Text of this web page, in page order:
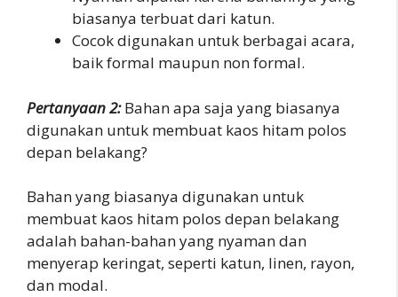
biasanya terbuat dari katun.
Cocok digunakan untuk berbagai acara,
baik formal maupun non formal.
Pertanyaan 2:Bahan apa saja yang biasanya
digunakan untuk membuat kaos hitam polos
depan belakang?
Bahan yang biasanya digunakan untuk
membuat kaos hitam polos depan belakang
adalah bahan-bahan yang nyaman dan
menyerap keringat, seperti katun, linen, rayon,
dan modal.